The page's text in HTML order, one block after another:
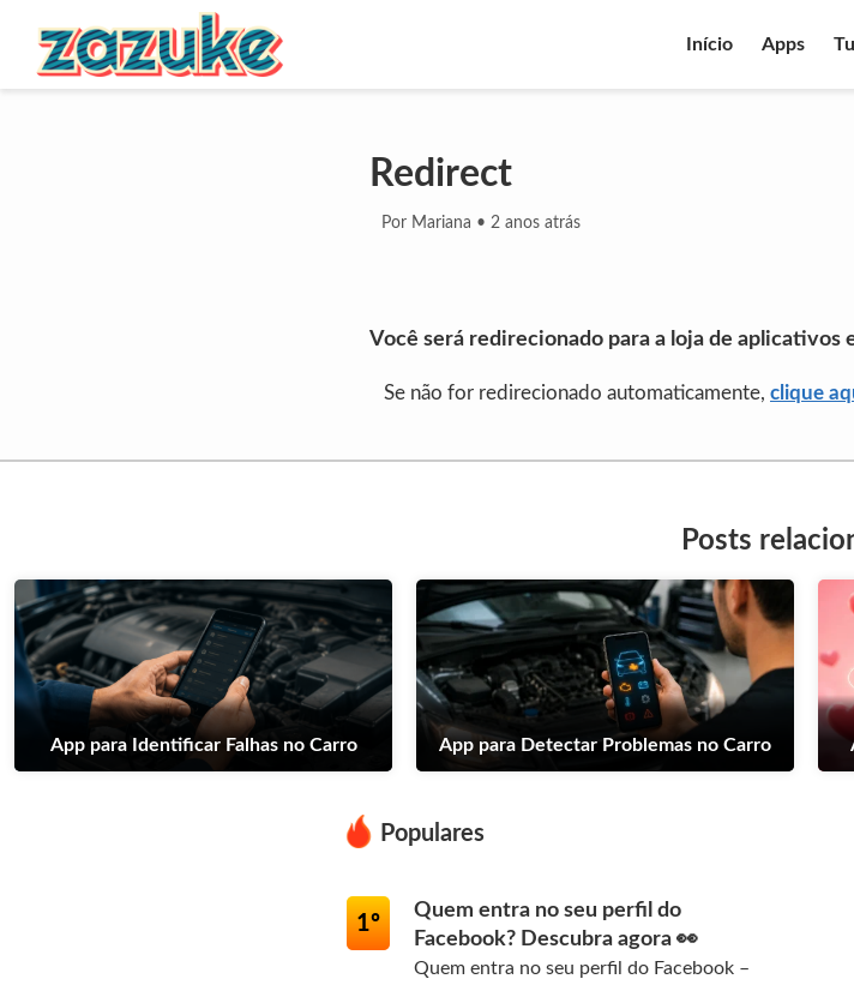
Início Apps
Redirect
Por Mariana • 2 anos atrás
Você será redirecionado para a loja de aplicativos
Se não for redirecionado automaticamente, clique
Posts
App para Identificar Falhas no Carro App para Detectar Problemas no Carro
Populares
1º
Quem entra no seu perfil do
Facebook? Descubra agora 👀
Quem entra no seu perfil do Facebook –